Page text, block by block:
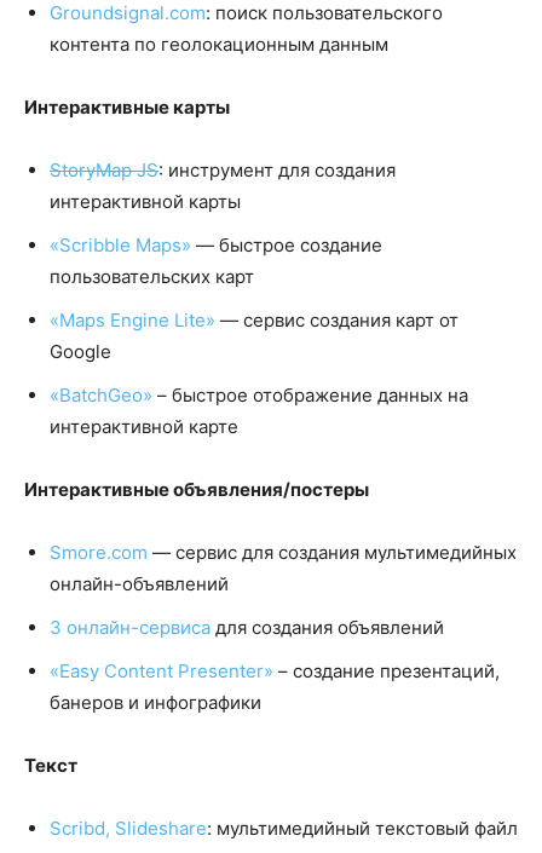
Groundsignal.com: поиск пользовательского
контента по геолокационным данным
Интерактивные карты
StoryMap JS: инструмент для создания
интерактивной карты
«Scribble Maps» — быстрое создание
пользовательских карт
«Maps Engine Lite» — сервис создания карт от
Google
«BatchGeo» – быстрое отображение данных на
интерактивной карте
Интерактивные объявления/постеры
Smore.com — сервис для создания мультимедийных
онлайн-объявлений
3 онлайн-сервиса для создания объявлений
«Easy Content Presenter» – создание презентаций,
банеров и инфографики
Текст
Scribd, Slideshare: мультимедийный текстовый файл